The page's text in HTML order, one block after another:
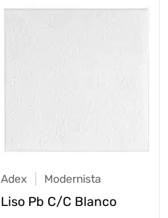
Adex Modernista
Liso Pb C/C Blanco